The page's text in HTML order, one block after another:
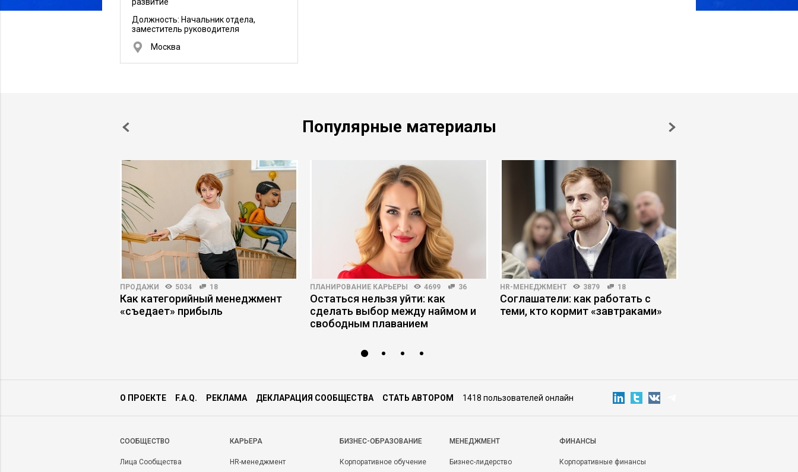
Должность: Начальник отдела,
заместитель руководителя
Москва
Популярные материалы
ПРОДАЖИ 5034 18
Как категорийный менеджмент
«съедает» прибыль
ПЛАНИРОВАНИЕ КАРЬЕРЫ 4699 36
Остаться нельзя уйти: как
сделать выбор между наймом и
свободным плаванием
HR-МЕНЕДЖМЕНТ 3879 18
Соглашатели: как работать с
теми, кто кормит «завтраками»
О ПРОЕКТЕ F.A.Q. РЕКЛАМА ДЕКЛАРАЦИЯ СООБЩЕСТВА СТАТЬ АВТОРОМ 1418 пользователей онлайн
CООБЩЕСТВО
Лица Сообщества
КАРЬЕРА
HR-менеджмент
БИЗНЕС-ОБРАЗОВАНИЕ
Корпоративное обучение
МЕНЕДЖМЕНТ
Бизнес-лидерство
ФИНАНСЫ
Корпоративные финансы